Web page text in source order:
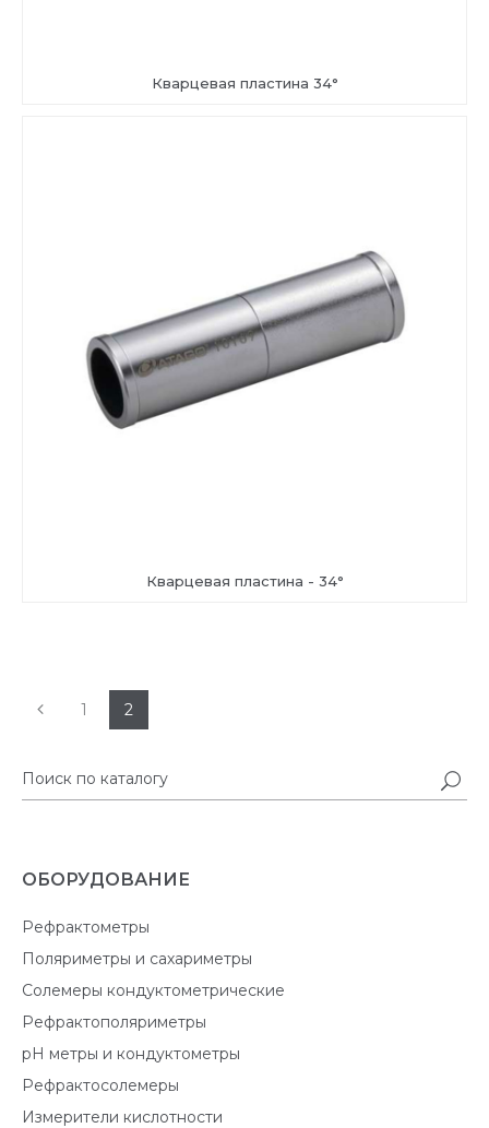
Кварцевая пластина 34°
Кварцевая пластина - 34°
1 2
ОБОРУДОВАНИЕ
Рефрактометры
Поляриметры и сахариметры
Солемеры кондуктометрические
Рефрактополяриметры
pH метры и кондуктометры
Рефрактосолемеры
Измерители кислотности